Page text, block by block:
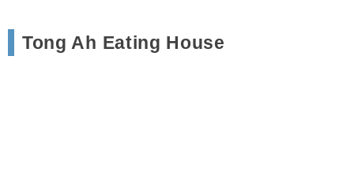
Tong Ah Eating House